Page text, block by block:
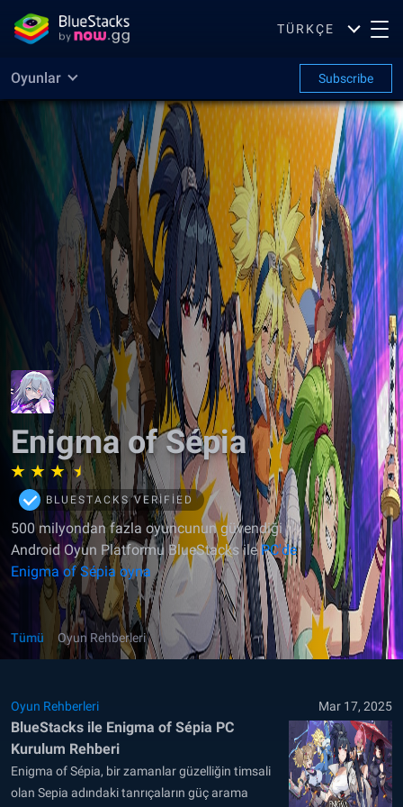
TÜRKÇE
Oyunlar Subscribe
Enigma of Sépia
BLUESTACKS VERIFIED
500 milyondan fazla oyuncunun güvendiği
Android Oyun Platformu BlueStacks ilePC'de
Enigma of Sépia oyna
Tümü Oyun Rehberleri
Oyun Rehberleri Mar 17, 2025
BlueStacks ile Enigma of Sépia PC
Kurulum Rehberi
Enigma of Sépia, bir zamanlar güzelliğin timsali
olan Sepia adındaki tanrıçaların güç arama